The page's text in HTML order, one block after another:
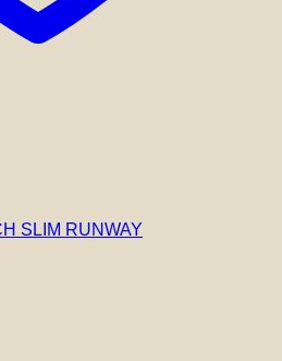
SLIM RUNWAY